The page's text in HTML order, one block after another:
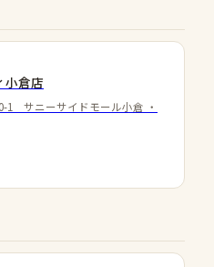
小倉店
1 サニーサイドモール小倉 ・